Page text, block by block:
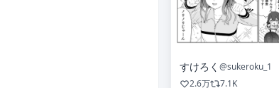
すけろく @sukeroku_1
2.6万
7.1K